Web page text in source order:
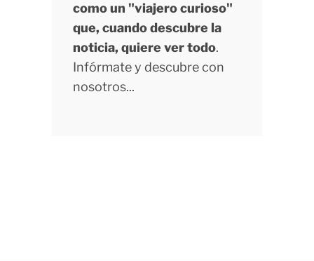
como un "viajero curioso"
que, cuando descubre la
noticia, quiere ver todo.
Infórmate y descubre con
nosotros...